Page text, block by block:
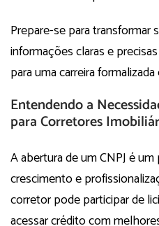
Prepare-se para transformar
informações claras e
para uma carreira
Entendendo a
para Corretores
A abertura de um CNPJ é
crescimento e
corretor pode participar de
acessar crédito com